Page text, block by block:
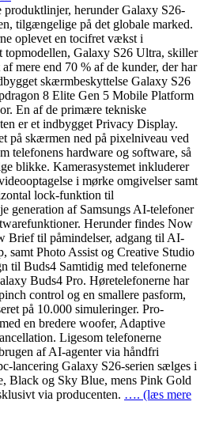
produktlinjer, herunder Galaxy S26-
tilgængelige på det globale marked.
oplevet en tocifret vækst i
Galaxy S26 Ultra, skiller
mere end 70 % af de kunder, der har
skærmbeskyttelse Galaxy S26
8 Elite Gen 5 Mobile Platform
En af de primære tekniske
er et indbygget Privacy Display.
på skærmen ned på pixelniveau ved
telefonens hardware og software, så
blikke. Kamerasystemet inkluderer
i mørke omgivelser samt
lock-funktion til
generation af Samsungs AI-telefoner
Herunder findes Now
Brief til påmindelser, adgang til AI-
samt Photo Assist og Creative Studio
til Buds4 Samtidig med telefonerne
Buds4 Pro. Høretelefonerne har
control og en smallere pasform,
på 10.000 simuleringer. Pro-
en bredere woofer, Adaptive
Ligesom telefonerne
af AI-agenter via håndfri
lancering Galaxy S26-serien sælges i
Black og Sky Blue, mens Pink Gold
via producenten. …. (læs mere